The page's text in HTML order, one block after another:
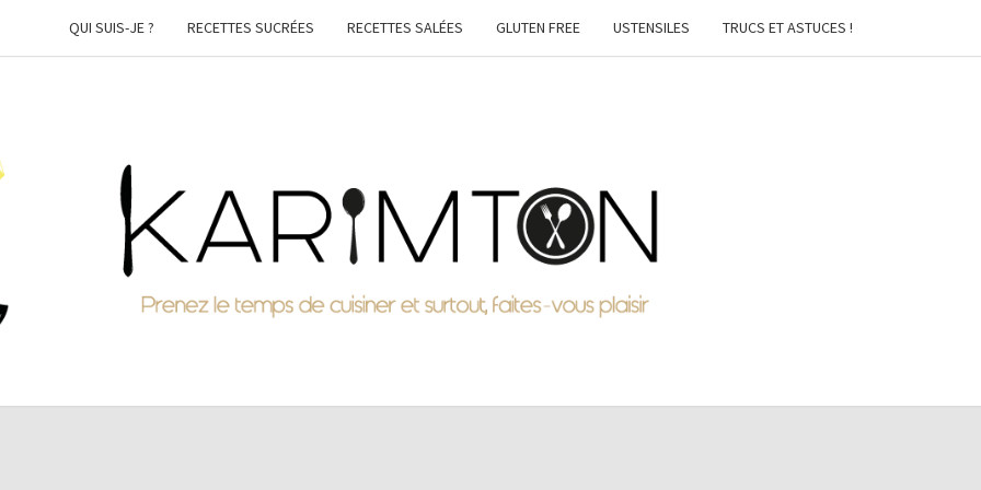
QUI SUIS-JE ? RECETTES SUCRÉES RECETTES SALÉES GLUTEN FREE USTENSILES TRUCS ET ASTUCES !
KARIMTON
Prenez
Le
Temps
De
Faites-